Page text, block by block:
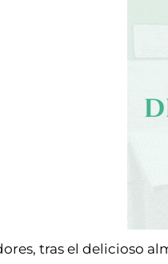
tras el delicioso